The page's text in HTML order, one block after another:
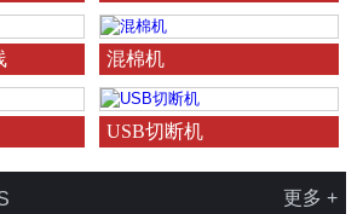
混棉机
USB切断机
更多 +